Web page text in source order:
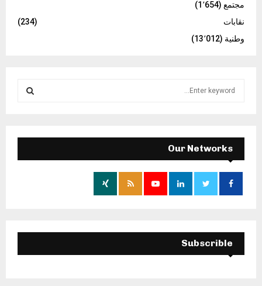
مجتمع (1٬654)
نقابات
(234)
وطنية (13٬012)
f
o
E
A
H
Our Networks
Subscrible